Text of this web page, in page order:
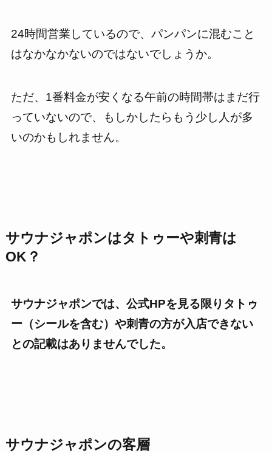
24時間営業しているので、パンパンに混むこと
はなかなかないのではないでしょうか。
ただ、1番料金が安くなる午前の時間帯はまだ行
っていないので、もしかしたらもう少し人が多
いのかもしれません。
サウナジャポンはタトゥーや刺青は
OK？
サウナジャポンでは、公式HPを見る限りタトゥ
ー（シールを含む）や刺青の方が入店できない
との記載はありませんでした。
サウナジャポンの客層